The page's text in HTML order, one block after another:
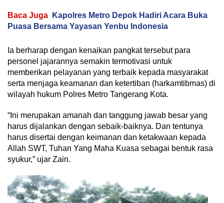
Baca Juga
Kapolres Metro Depok Hadiri Acara Buka
Puasa Bersama Yayasan Yenbu Indonesia
Ia berharap dengan kenaikan pangkat tersebut para
personel jajarannya semakin termotivasi untuk
memberikan pelayanan yang terbaik kepada masyarakat
serta menjaga keamanan dan ketertiban (harkamtibmas) di
wilayah hukum Polres Metro Tangerang Kota.
“Ini merupakan amanah dan tanggung jawab besar yang
harus dijalankan dengan sebaik-baiknya. Dan tentunya
harus disertai dengan keimanan dan ketakwaan kepada
Allah SWT, Tuhan Yang Maha Kuasa sebagai bentuk rasa
syukur,” ujar Zain.